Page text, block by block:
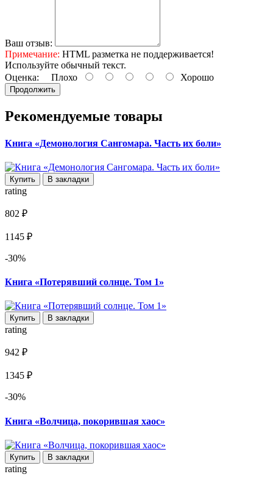
Ваш отзыв:
Примечание: HTML разметка не поддерживается!
Используйте обычный текст.
Оценка: Плохо Хорошо
Продолжить
Рекомендуемые товары
Книга «Демонология Сангомара. Часть их боли»
Купить В закладки
rating
802 ₽
1145 ₽
-30%
Книга «Потерявший солнце. Том 1»
Купить В закладки
rating
942 ₽
1345 ₽
-30%
Книга «Волчица, покорившая хаос»
Купить В закладки
rating